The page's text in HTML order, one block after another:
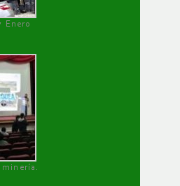
Enero